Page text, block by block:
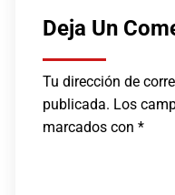
Deja Un
Tu dirección de
publicada. Los
marcados con*